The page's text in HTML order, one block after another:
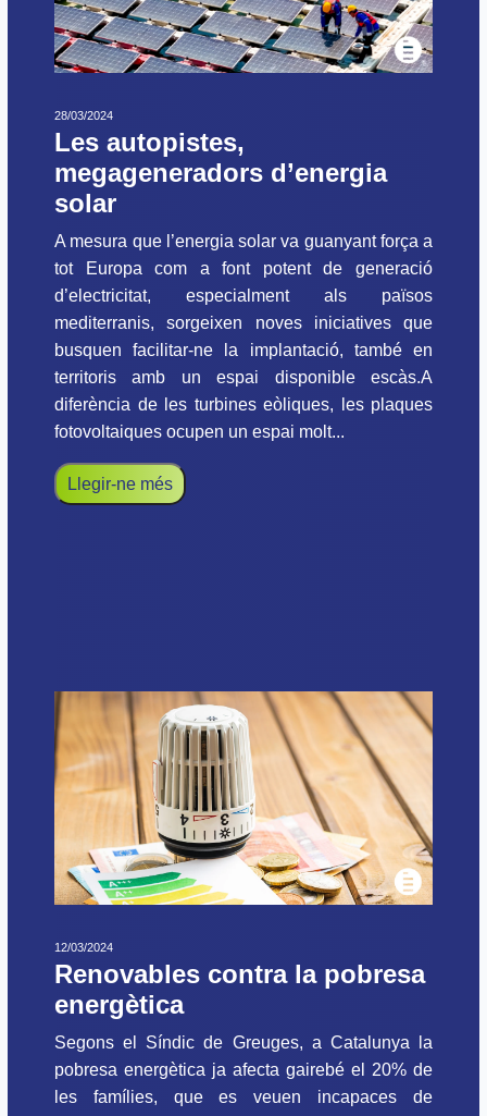
28/03/2024
Les autopistes,
megageneradors d’energia
solar
A mesura que l’energia solar va guanyant força a
tot Europa com a font potent de generació
d’electricitat, especialment als països
mediterranis, sorgeixen noves iniciatives que
busquen facilitar-ne la implantació, també en
territoris amb un espai disponible escàs.A
diferència de les turbines eòliques, les plaques
fotovoltaiques ocupen un espai molt...
Llegir-ne més
12/03/2024
Renovables contra la pobresa
energètica
Segons el Síndic de Greuges, a Catalunya la
pobresa energètica ja afecta gairebé el 20% de
les famílies, que es veuen incapaces de